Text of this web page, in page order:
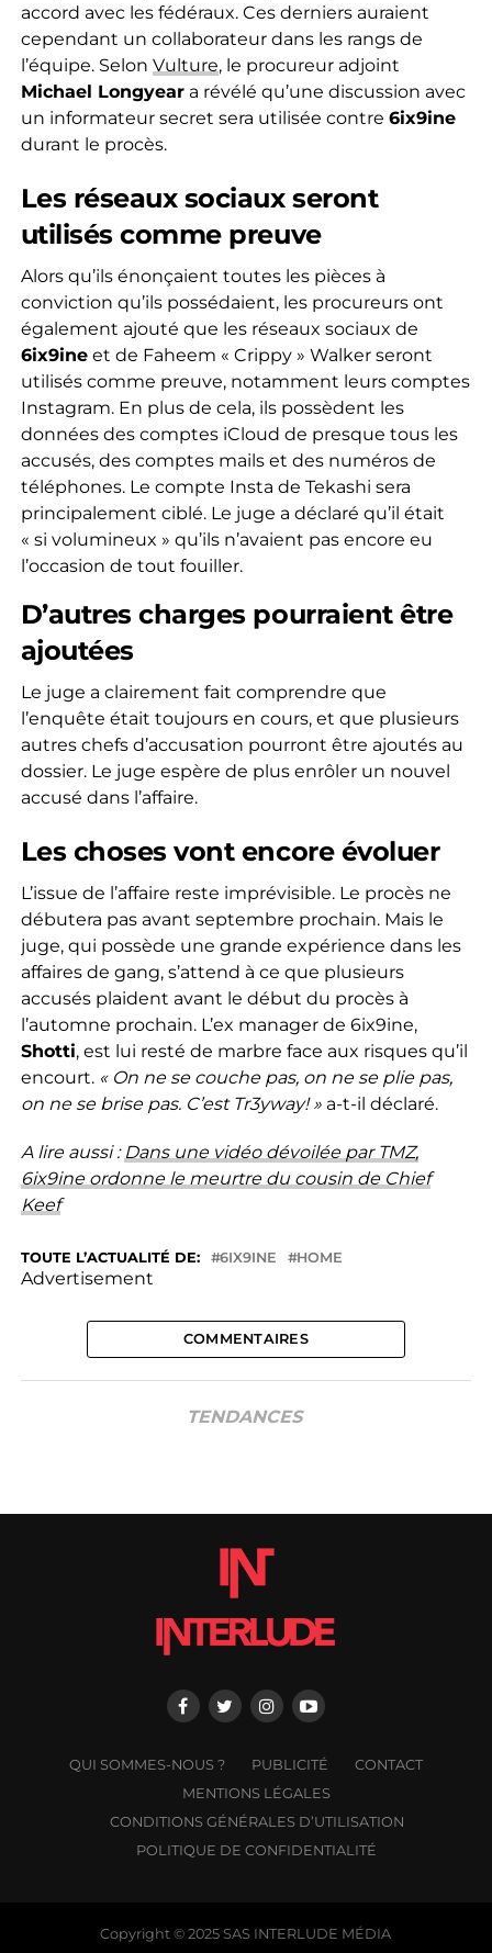
accord avec les fédéraux. Ces derniers auraient
cependant un collaborateur dans les rangs de
l’équipe. Selon Vulture, le procureur adjoint
Michael Longyeara révélé qu’une discussion avec
un informateur secret sera utilisée contre 6ix9ine
durant le procès.
Les réseaux sociaux seront
utilisés comme preuve
Alors qu’ils énonçaient toutes les pièces à
conviction qu’ils possédaient, les procureurs ont
également ajouté que les réseaux sociaux de
6ix9ineet de Faheem « Crippy » Walker seront
utilisés comme preuve, notamment leurs comptes
Instagram. En plus de cela, ils possèdent les
données des comptes iCloud de presque tous les
accusés, des comptes mails et des numéros de
téléphones. Le compte Insta de Tekashi sera
principalement ciblé. Le juge a déclaré qu’il était
« si volumineux » qu’ils n’avaient pas encore eu
l’occasion de tout fouiller.
D’autres charges pourraient être
ajoutées
Le juge a clairement fait comprendre que
l’enquête était toujours en cours, et que plusieurs
autres chefs d’accusation pourront être ajoutés au
dossier. Le juge espère de plus enrôler un nouvel
accusé dans l’affaire.
Les choses vont encore évoluer
L’issue de l’affaire reste imprévisible. Le procès ne
débutera pas avant septembre prochain. Mais le
juge, qui possède une grande expérience dans les
affaires de gang, s’attend à ce que plusieurs
accusés plaident avant le début du procès à
l’automne prochain. L’ex manager de 6ix9ine,
Shotti, est lui resté de marbre face aux risques qu’il
encourt. « On ne se couche pas, on ne se plie pas,
on ne se brise pas. C’est Tr3yway! » a-t-il déclaré.
A lire aussi : Dans une vidéo dévoilée par TMZ,
6ix9ine ordonne le meurtre du cousin de Chief
Keef
TOUTE L’ACTUALITÉ DE: 6IX9INE HOME
Advertisement
COMMENTAIRES
TENDANCES
QUI SOMMES-NOUS ? PUBLICITÉ
CONTACT
MENTIONS LÉGALES
CONDITIONS GÉNÉRALES D’UTILISATION
POLITIQUE DE CONFIDENTIALITÉ
Copyright © 2025 SAS INTERLUDE MÉDIA